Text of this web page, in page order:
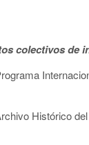
colectivos de
Histórico